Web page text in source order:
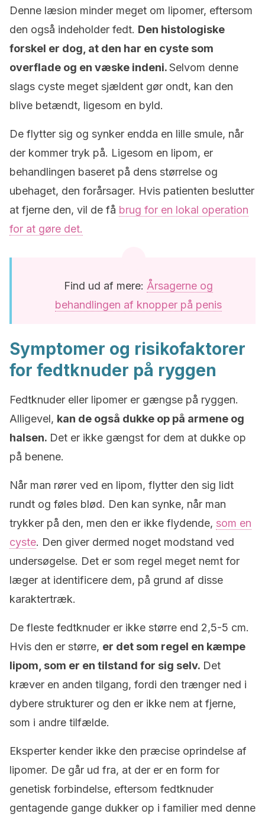
Denne læsion minder meget om lipomer, eftersom
den også indeholder fedt. Den histologiske
forskel er dog, at den har en cyste som
overflade og en væske indeni.Selvom denne
slags cyste meget sjældent gør ondt, kan den
blive betændt, ligesom en byld.
De flytter sig og synker endda en lille smule, når
der kommer tryk på. Ligesom en lipom, er
behandlingen baseret på dens størrelse og
ubehaget, den forårsager. Hvis patienten beslutter
at fjerne den, vil de få brug for en lokal operation
for at gøre det.
Find ud af mere: Årsagerne og
behandlingen af knopper på penis
Symptomer og risikofaktorer
for fedtknuder på ryggen
Fedtknuder eller lipomer er gængse på ryggen.
Alligevel, kan de også dukke op på armene og
halsen. Det er ikke gængst for dem at dukke op
på benene.
Når man rører ved en lipom, flytter den sig lidt
rundt og føles blød. Den kan synke, når man
trykker på den, men den er ikke flydende, som en
cyste. Den giver dermed noget modstand ved
undersøgelse. Det er som regel meget nemt for
læger at identificere dem, på grund af disse
karaktertræk.
De fleste fedtknuder er ikke større end 2,5-5 cm.
Hvis den er større, er det som regel en kæmpe
lipom, som er en tilstand for sig selv. Det
kræver en anden tilgang, fordi den trænger ned i
dybere strukturer og den er ikke nem at fjerne,
som i andre tilfælde.
Eksperter kender ikke den præcise oprindelse af
lipomer. De går ud fra, at der er en form for
genetisk forbindelse, eftersom fedtknuder
gentagende gange dukker op i familier med denne